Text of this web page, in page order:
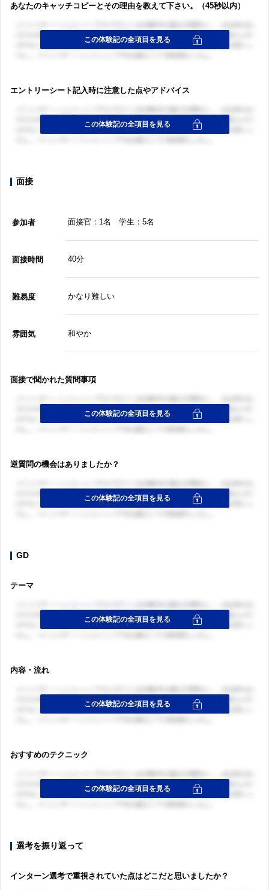
あなたのキャッチコピーとその理由を教えて下さい。（45秒以内）
エントリーシート記入時に注意した点やアドバイス
面接
参加者 面接官：1名 学生：5名
面接時間 40分
難易度 かなり難しい
雰囲気 和やか
面接で聞かれた質問事項
逆質問の機会はありましたか？
GD
テーマ
内容・流れ
おすすめのテクニック
選考を振り返って
インターン選考で重視されていた点はどこだと思いましたか？